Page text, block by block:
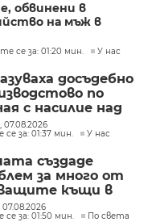
обвинени в
на мъж в
се за: 01:20 мин. У нас
досъдебно
по
с насилие над
в Радомир
07.08.2026
се за: 01:37 мин.
У нас
създаде
за много от
къщи в
07.08.2026
се за: 01:50 мин.
По света